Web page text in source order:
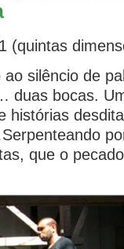
(quintas
silêncio de
duas bocas.
histórias
que o